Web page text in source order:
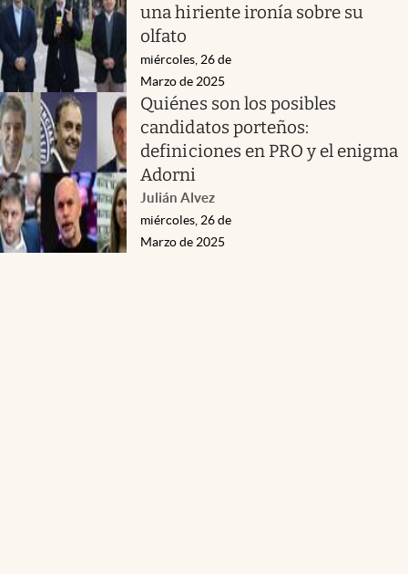
una hiriente ironía sobre su
olfato
miércoles, 26 de
Marzo de 2025
Quiénes son los posibles
candidatos porteños:
definiciones en PRO y el enigma
Adorni
Julián Alvez
miércoles, 26 de
Marzo de 2025